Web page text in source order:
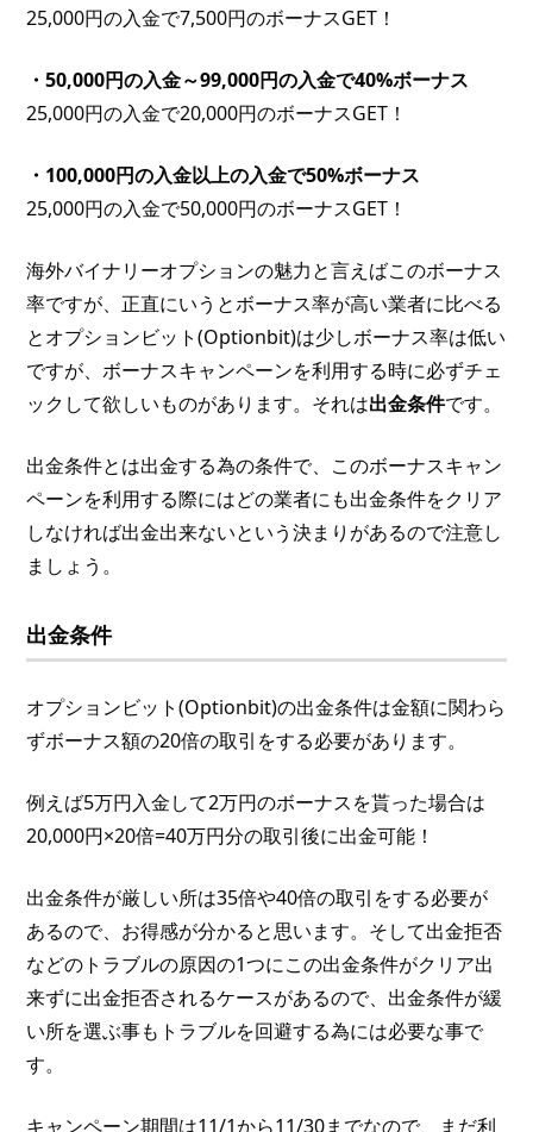
25,000円の入金で7,500円のボーナスGET！
・50,000円の入金～99,000円の入金で40%ボーナス
25,000円の入金で20,000円のボーナスGET！
・100,000円の入金以上の入金で50%ボーナス
25,000円の入金で50,000円のボーナスGET！
海外バイナリーオプションの魅力と言えばこのボーナス
率ですが、正直にいうとボーナス率が高い業者に比べる
とオプションビット(Optionbit)は少しボーナス率は低い
ですが、ボーナスキャンペーンを利用する時に必ずチェ
ックして欲しいものがあります。それは出金条件です。
出金条件とは出金する為の条件で、このボーナスキャン
ペーンを利用する際にはどの業者にも出金条件をクリア
しなければ出金出来ないという決まりがあるので注意し
ましょう。
出金条件
オプションビット(Optionbit)の出金条件は金額に関わら
ずボーナス額の20倍の取引をする必要があります。
例えば5万円入金して2万円のボーナスを貰った場合は
20,000円×20倍=40万円分の取引後に出金可能！
出金条件が厳しい所は35倍や40倍の取引をする必要が
あるので、お得感が分かると思います。そして出金拒否
などのトラブルの原因の1つにこの出金条件がクリア出
来ずに出金拒否されるケースがあるので、出金条件が緩
い所を選ぶ事もトラブルを回避する為には必要な事で
す。
キャンペーン期間は11/1から11/30までなので、まだ利